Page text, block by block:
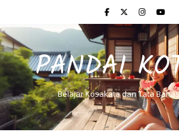
PANDAI
Belajar Kosakata dan Tata